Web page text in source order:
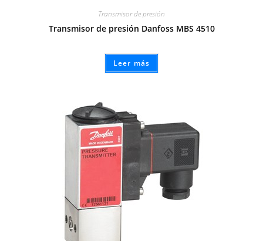
Transmisor de presión
Transmisor de presión Danfoss MBS 4510
Leer más